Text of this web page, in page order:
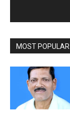
MOST POPULAR